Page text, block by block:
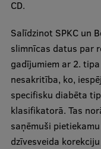
CD.
Salīdzinot SPKC un
slimnīcas datus par
gadījumiem ar 2.
nesakritība, ko,
specifisku diabēta
klasifikatorā. Tas
saņēmuši
dzīvesveida